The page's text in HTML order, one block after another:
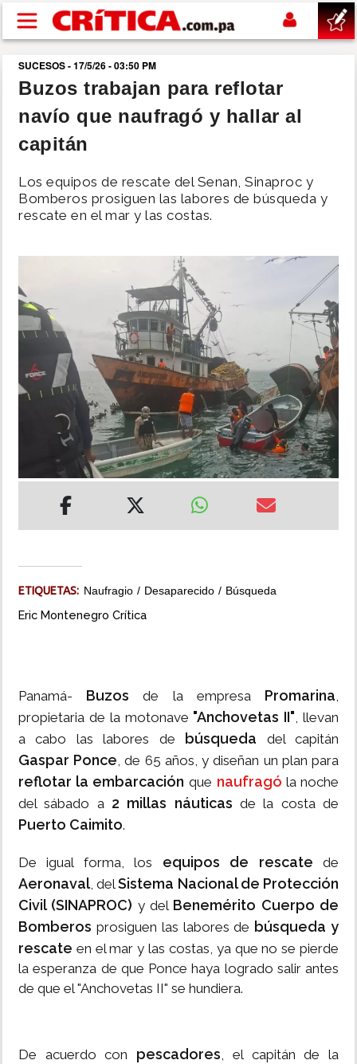
Pasar al contenido principal
buscar
SUCESOS
POLÍTICA
DEPORTES
MUNDO
INSÓLITAS
MULTIMEDIA
IMPRESO
SUCESOS - 17/5/26 - 03:50 PM
Buzos trabajan para reflotar
navío que naufragó y hallar al
capitán
Los equipos de rescate del Senan, Sinaproc y
Bomberos prosiguen las labores de búsqueda y
rescate en el mar y las costas.
ETIQUETAS: Naufragio Desaparecido Búsqueda
Eric Montenegro Crítica
Panamá- Buzos de la empresa Promarina,
propietaria de la motonave "Anchovetas II", llevan
a cabo las labores de
búsqueda del capitán
Gaspar Ponce, de 65 años, y diseñan un plan para
reflotar la embarcación que naufragó la noche
del sábado a 2 millas náuticas de la costa de
Puerto Caimito.
De igual forma, los equipos de rescate de
Aeronaval, delSistema Nacional de Protección
Civil (SINAPROC) y del Benemérito Cuerpo de
Bomberos prosiguen las labores de búsqueda y
rescate en el mar y las costas, ya que no se pierde
la esperanza de que Ponce haya logrado salir antes
de que el "Anchovetas II" se hundiera.
De acuerdo con pescadores, el capitán de la